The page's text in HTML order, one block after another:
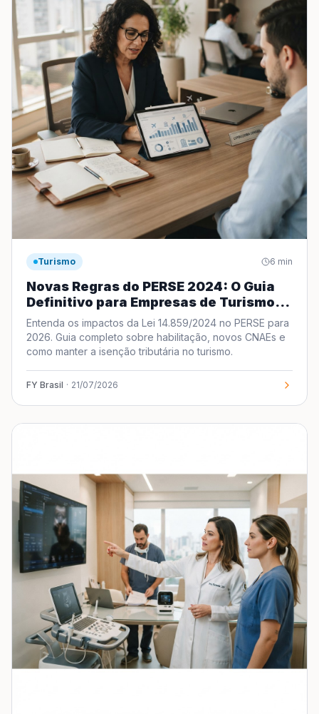
Turismo 6 min
Novas Regras do PERSE 2024: O Guia
Definitivo para Empresas de Turismo
em 2026
Entenda os impactos da Lei 14.859/2024 no PERSE para
2026. Guia completo sobre habilitação, novos CNAEs e
como manter a isenção tributária no turismo.
FY Brasil · 21/07/2026